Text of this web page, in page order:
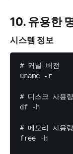
10. 유용한
시스템 정보
# 커널 버전
uname -r
# 디스크 사용량
df -h
# 메모리 사용량
free -h